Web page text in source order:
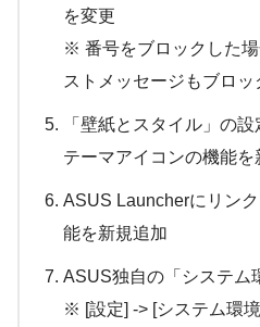
を変更
※ 番号をブロックした
ストメッセージもブロッ
「壁紙とスタイル」の
テーマアイコンの機能を
ASUS Launcherにリン
能を新規追加
ASUS独自の「システム
※ [設定] -> [システム環